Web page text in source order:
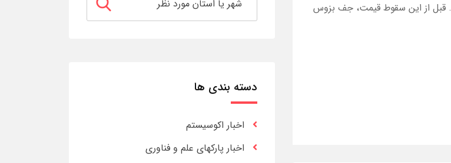
۹ میلیارد دلار رسید که او را پشت سر بیل‌ گیتس با ثروت خالص ۱۰۵. قبل از این سقوط قیمت، جف بزوس
دسته بندی ها
اخبار اکوسیستم
اخبار پارکهای علم و فناوری